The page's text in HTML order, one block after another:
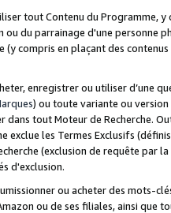
tout Contenu du Programme,
du parrainage d'une personne
(y compris en plaçant des
enregistrer ou utiliser d’une
) ou toute variante ou
dans tout Moteur de Recherche.
exclue les Termes Exclusifs
(exclusion de requête
d'exclusion.
ou acheter des mots-
ou de ses filiales, ainsi que